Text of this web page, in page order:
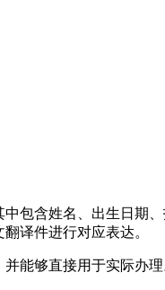
包含姓名、出生日期
译件进行对应表达。
能够直接用于实际办理